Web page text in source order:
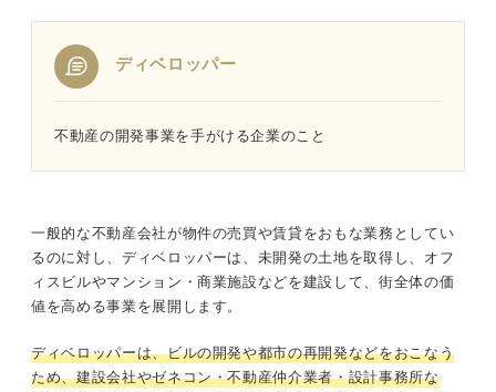
ディベロッパー
不動産の開発事業を手がける企業のこと
一般的な不動産会社が物件の売買や賃貸をおもな業務としてい
るのに対し、ディベロッパーは、未開発の土地を取得し、オフ
ィスビルやマンション・商業施設などを建設して、街全体の価
値を高める事業を展開します。
ディベロッパーは、ビルの開発や都市の再開発などをおこなう
ため、建設会社やゼネコン・不動産仲介業者・設計事務所な